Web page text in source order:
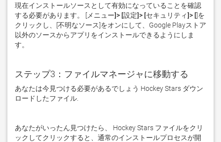
現在インストールソースとして有効になっていることを確認
する必要があります。 [メニュー]> [設定]> [セキュリティ]> []を
クリックし、[不明なソース]をオンにして、Google Playストア
以外のソースからアプリをインストールできるようにしま
す。
ステップ3：ファイルマネージャに移動する
あなたは今見つける必要があるでしょう Hockey Stars ダウン
ロードしたファイル.
あなたがいったん見つけたら、 Hockey Stars ファイルをクリ
ックしてクリックすると、通常のインストールプロセスが開